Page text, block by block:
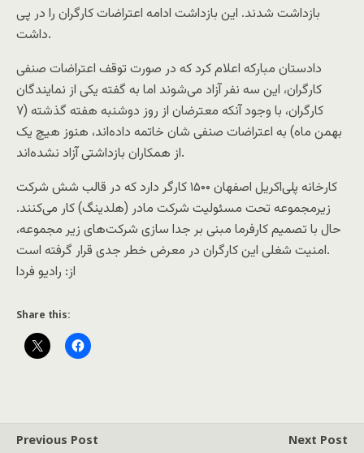
بازداشت شدند. این بازداشت ادامه اعتراضات کارگران را در پی
داشت.
دادستان مبارکه اعلام کرد که در صورت توقف اعتراضات صنفی
کارگران، این سه نفر آزاد می‌شوند اما به گفته یکی از نمایندگان
کارگران، با وجود آنکه معترضان از روز دوشنبه هفته گذشته (۷
بهمن ماه) به اعتراضات صنفی شان خاتمه داده‌اند، هنوز هیچ یک
از همکاران بازداشتی آزاد نشده‌اند.
کارخانه پلی‌اکریل اصفهان ۱۵۰۰ کارگر دارد که در قالب شش شرکت
زیرمجموعه تحت مسئولیت شرکت مادر (هلدینگ) کار می‌کنند.
حال با تصمیم کارفرما مبنی بر جدا سازی شرکت‌های زیر مجموعه،
امنیت شغلی این کارگران در معرض خطر جدی قرار گرفته است.
از: راديو فردا
Share this:
Previous Post Next Post